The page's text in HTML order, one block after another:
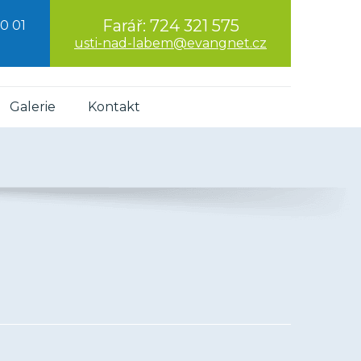
01 Farář: 724 321 575
usti-nad-labem@evangnet.cz
Galerie Kontakt